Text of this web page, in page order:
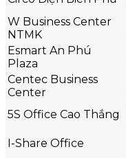
W Business Center
NTMK
Esmart An Phú
Plaza
Centec Business
Center
5S Office Cao Thắng
I-Share Office